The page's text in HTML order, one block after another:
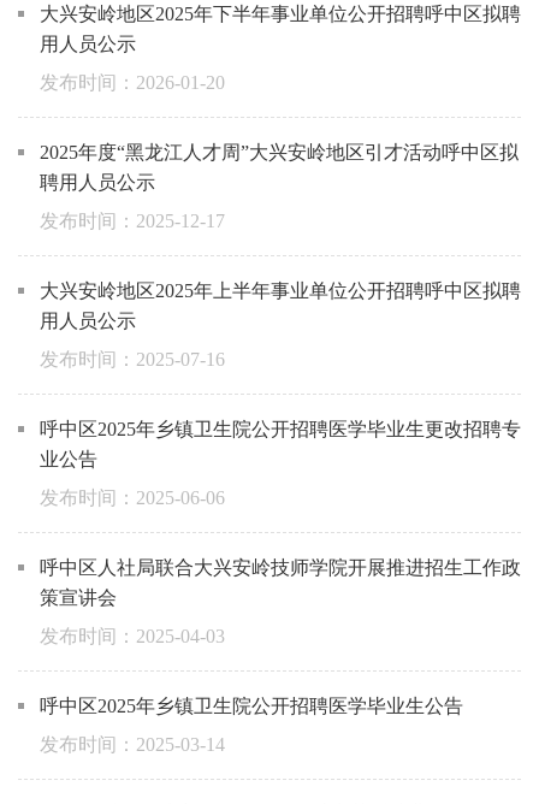
大兴安岭地区2025年下半年事业单位公开招聘呼中区拟聘
用人员公示
2026-01-20
2025年度“黑龙江人才周”大兴安岭地区引才活动呼中区拟
聘用人员公示
2025-12-17
大兴安岭地区2025年上半年事业单位公开招聘呼中区拟聘
用人员公示
2025-07-16
呼中区2025年乡镇卫生院公开招聘医学毕业生更改招聘专
业公告
2025-06-06
呼中区人社局联合大兴安岭技师学院开展推进招生工作政
策宣讲会
2025-04-03
呼中区2025年乡镇卫生院公开招聘医学毕业生公告
2025-03-14